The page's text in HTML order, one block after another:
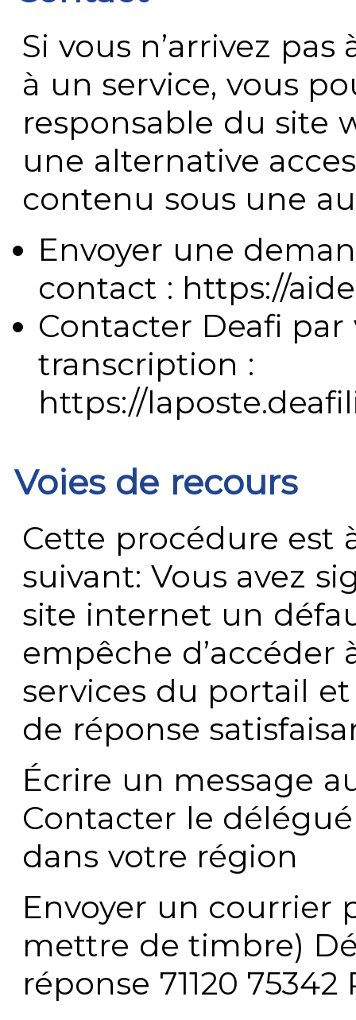
Si vous n’arrivez
à un service, vous
responsable du site
une alternative
contenu sous une
Envoyer une
contact : https://
Contacter Deafi
transcription :
https://
Voies de recours
Cette procédure est
suivant: Vous avez
site internet un
empêche
services du portail
de réponse
Écrire un message
Contacter le
dans votre région
Envoyer un courrier
mettre de timbre)
réponse 71120 75342